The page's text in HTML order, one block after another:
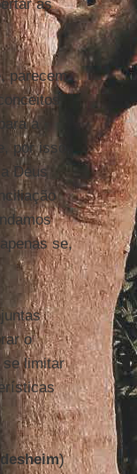
as
parecem
a
por isso,
Deus
se,
o
se limitar
)